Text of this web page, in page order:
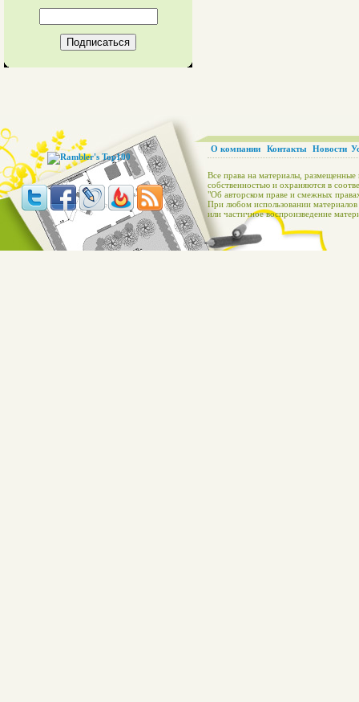
О компании Контакты Новости
Все права на материалы, размещенные
собственностью и охраняются в
"Об авторском праве и смежных
При любом использовании
или частичное воспроизведение